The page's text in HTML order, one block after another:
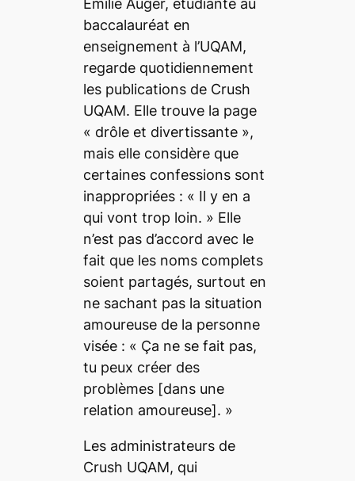
Émilie Auger, étudiante au
baccalauréat en
enseignement à l’UQAM,
regarde quotidiennement
les publications de Crush
UQAM. Elle trouve la page
« drôle et divertissante »,
mais elle considère que
certaines confessions sont
inappropriées : « Il y en a
qui vont trop loin. » Elle
n’est pas d’accord avec le
fait que les noms complets
soient partagés, surtout en
ne sachant pas la situation
amoureuse de la personne
visée : « Ça ne se fait pas,
tu peux créer des
problèmes [dans une
relation amoureuse]. »
Les administrateurs de
Crush UQAM, qui